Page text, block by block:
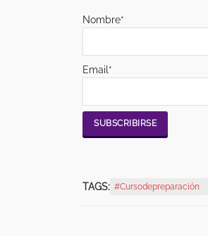
Nombre*
Email*
TAGS: #cursodepreparación